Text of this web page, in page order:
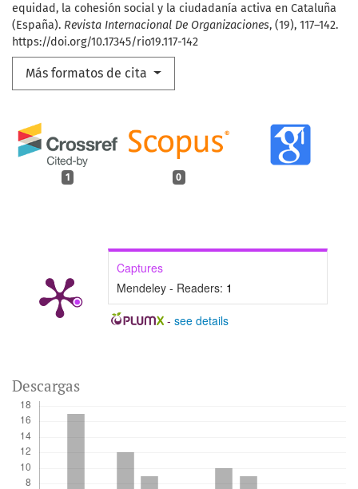
equidad, la cohesión social y la ciudadanía activa en Cataluña
(España). Revista Internacional De Organizaciones, (19), 117–142.
https://doi.org/10.17345/rio19.117-142
Más formatos de cita
1 0
Captures
Mendeley - Readers: 1
- see details
Descargas